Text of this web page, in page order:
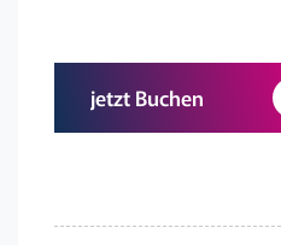
jetzt Buchen